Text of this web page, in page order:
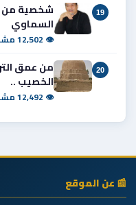
19
شخصية من
السماوي
👁 12,502 مشاهدة
20
من عمق
الخصيب ..
👁 12,492 مشاهدة
📰 عن الموقع